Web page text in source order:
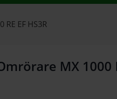
EF HS3R
MX 1000